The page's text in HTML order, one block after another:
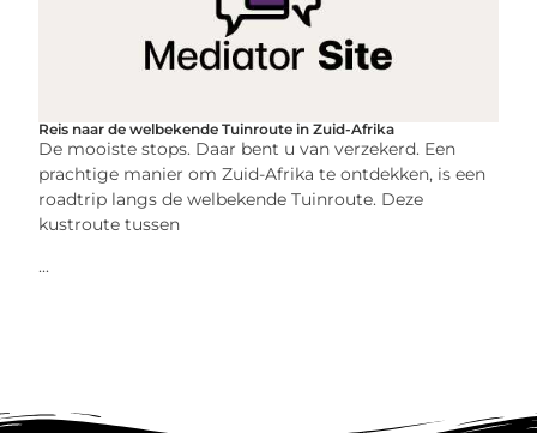
Reis naar de welbekende Tuinroute in Zuid-Afrika
De mooiste stops. Daar bent u van verzekerd. Een
prachtige manier om Zuid-Afrika te ontdekken, is een
roadtrip langs de welbekende Tuinroute. Deze
kustroute tussen
...